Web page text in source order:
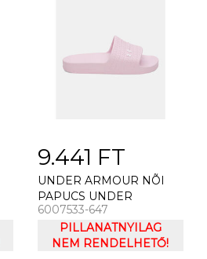
9.441 FT
UNDER ARMOUR NÕI
PAPUCS UNDER
ARMOUR UA W ARMR
SLIDE LITE
6007533-647
PILLANATNYILAG
NEM RENDELHETŐ!